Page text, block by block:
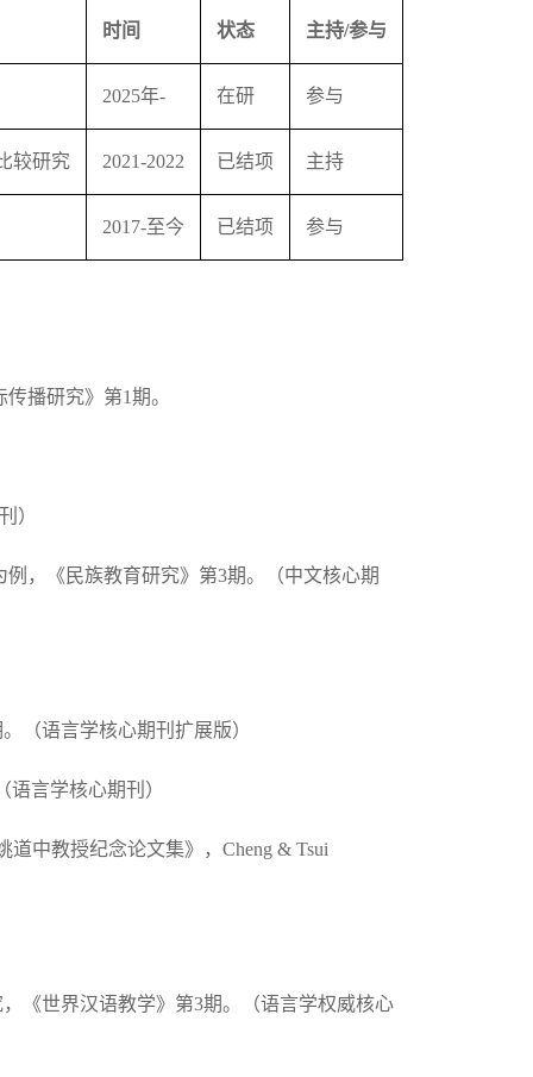
时间 状态 主持/参与
2025年- 在研 参与
较研究 2021-2022 已结项 主持
2017-至今 已结项 参与
播研究》第1期。
）
，《民族教育研究》第3期。（中文核心期
（语言学核心期刊扩展版）
言学核心期刊）
中教授纪念论文集》，Cheng & Tsui
《世界汉语教学》第3期。（语言学权威核心